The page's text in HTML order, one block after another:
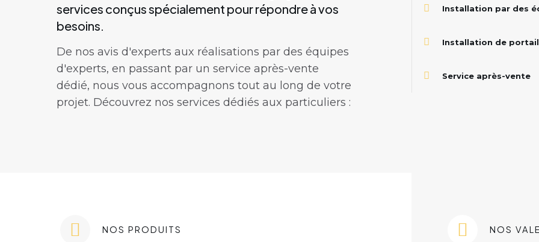
services conçus spécialement pour répondre à vos
besoins.
De nos avis d'experts aux réalisations par des équipes
d'experts, en passant par un service après-vente
dédié, nous vous accompagnons tout au long de votre
projet. Découvrez nos services dédiés aux particuliers :
Installation par des
Installation de
Service après-vente
NOS PRODUITS NOS